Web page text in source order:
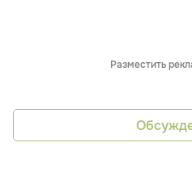
Разместить